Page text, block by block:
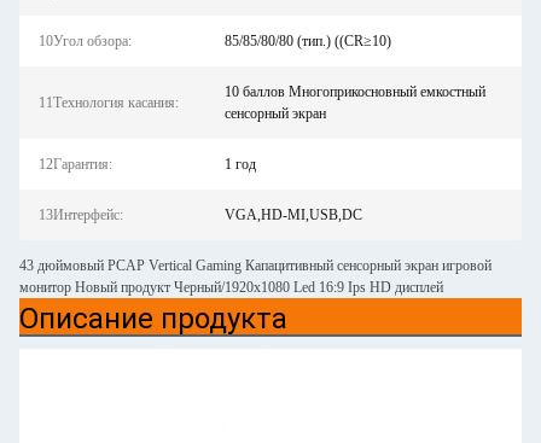
10Угол обзора: 85/85/80/80 (тип.) ((CR≥10)
11Технология касания:
10 баллов Многоприкосновный емкостный
сенсорный экран
12Гарантия: 1 год
13Интерфейс: VGA,HD-MI,USB,DC
43 дюймовый PCAP Vertical Gaming Капацитивный сенсорный экран игровой
монитор Новый продукт Черный/1920x1080 Led 16:9 Ips HD дисплей
Описание продукта